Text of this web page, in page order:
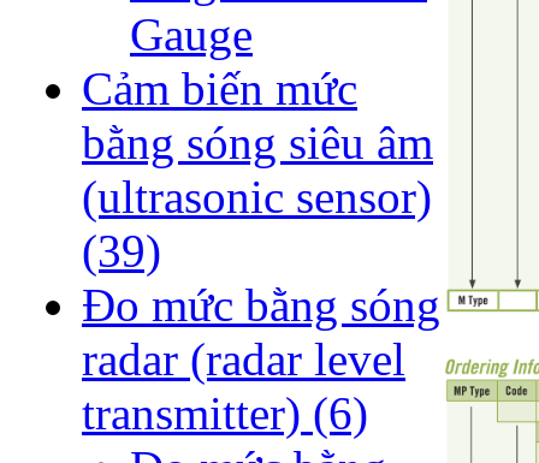
Gauge
Cảm biến mức
bằng sóng siêu âm
(ultrasonic sensor)
(39)
Đo mức bằng sóng
radar (radar level
transmitter) (6)